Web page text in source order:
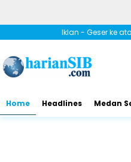
Iklan - Geser ke
Home Headlines Medan